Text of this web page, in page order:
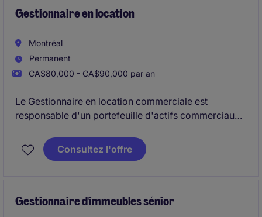
les négociations avec les fournisseurs.
Gestionnaire en location
Montréal
Permanent
CA$80,000 - CA$90,000 par an
Le Gestionnaire en location commerciale est
responsable d'un portefeuille d'actifs commerciaux
maximiser l'occupation, les revenus et la valeur à
long terme.
le leadership de l'équipe de location et la
Consultez l'offre
Gestionnaire d'immeubles sénior